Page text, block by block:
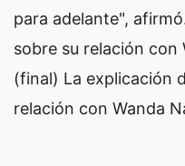
para adelante",
sobre su relación con
(final) La explicación
relación con Wanda